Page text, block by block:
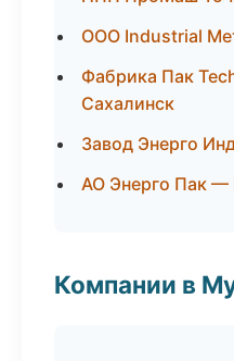
ООО Industrial
Фабрика Пак
Сахалинск
Завод Энерго
АО Энерго Пак —
Компании в